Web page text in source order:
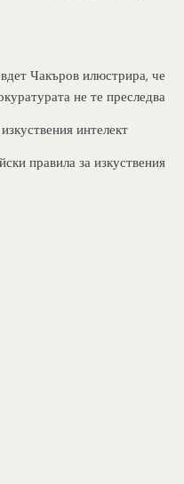
Чакъров илюстрира, че
не те преследва
интелект
правила за изкуствения